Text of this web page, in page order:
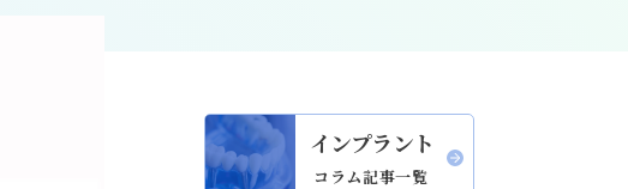
インプラント
コラム記事一覧